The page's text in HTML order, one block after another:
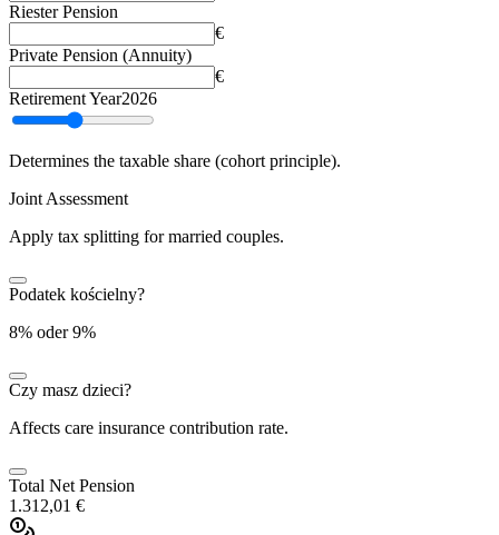
Riester Pension
€
Private Pension (Annuity)
€
Retirement Year2026
Determines the taxable share (cohort principle).
Joint Assessment
Apply tax splitting for married couples.
Podatek kościelny?
8% oder 9%
Czy masz dzieci?
Affects care insurance contribution rate.
Total Net Pension
1.312,01 €